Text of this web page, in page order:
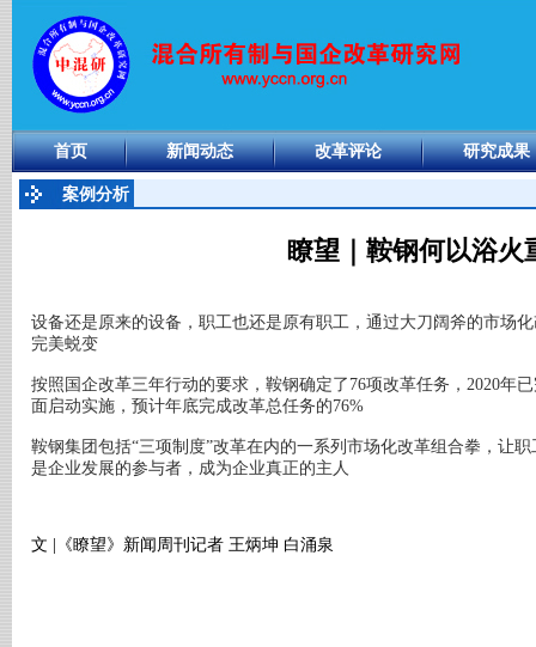
首页 新闻动态 改革评论 研究成果
案例分析
瞭望｜鞍钢何以浴火
设备还是原来的设备，职工也还是原有职工，通过大刀阔斧的市场
完美蜕变
按照国企改革三年行动的要求，鞍钢确定了76项改革任务，2020年
面启动实施，预计年底完成改革总任务的76%
鞍钢集团包括“三项制度”改革在内的一系列市场化改革组合拳，让
是企业发展的参与者，成为企业真正的主人
文 |《瞭望》新闻周刊记者 王炳坤 白涌泉